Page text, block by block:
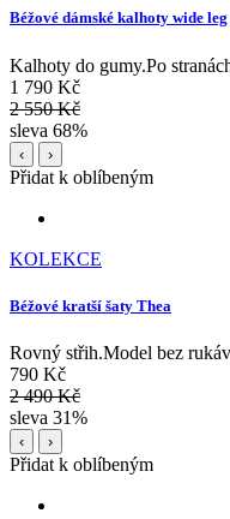
Béžové dámské kalhoty wide leg
Kalhoty do gumy.Po
1 790 Kč
2 550 Kč
sleva 68%
‹ ›
Přidat k oblíbeným
KOLEKCE
Béžové kratší šaty Thea
Rovný střih.Model bez
790 Kč
2 490 Kč
sleva 31%
‹ ›
Přidat k oblíbeným